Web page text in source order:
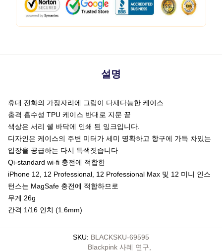
설명
휴대 전화의 가장자리에 그립이 다재다능한 케이스
충격 흡수성 TPU 케이스 반대로 지문 끝
색상은 서리 쉘 바닥에 인쇄 된 잉크입니다.
디자인은 케이스의 주변 미터가 세미 명확하고 항구에 가득 차있는
입장을 공급하는 다시 특색짓습니다
Qi-standard wi-fi 충전에 적합한
iPhone 12, 12 Professional, 12 Professional Max 및 12 미니 인스
턴스는 MagSafe 충전에 적합하므로
무게 26g
간격 1/16 인치 (1.6mm)
SKU: BLACKSKU-69595
Blackpink 사례 연구